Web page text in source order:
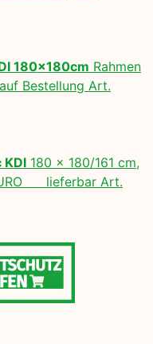
180x180cm Rahmen
Bestellung Art.
KDI 180 x 180/161 cm,
lieferbar Art.